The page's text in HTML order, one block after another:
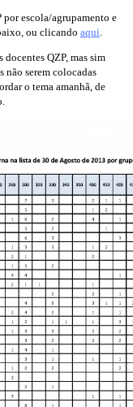
por escola/agrupamento e
ou clicando aqui
QZP, mas sim
não serem colocadas
o tema amanhã, de